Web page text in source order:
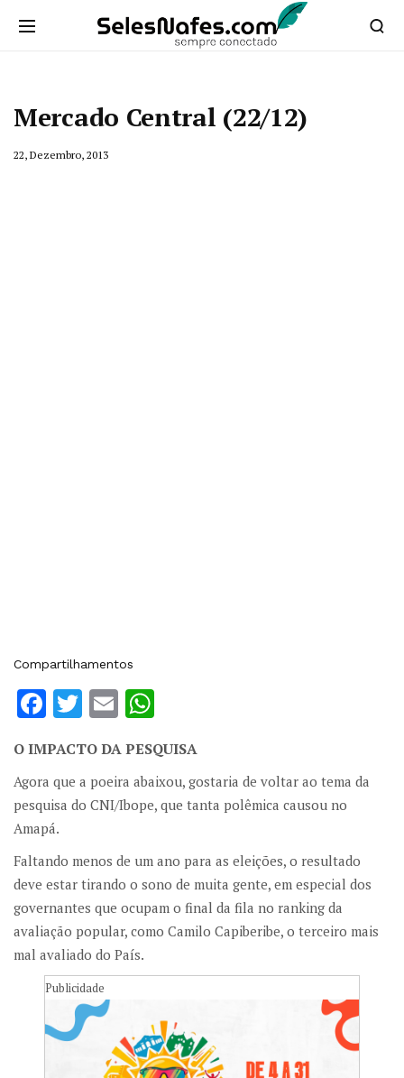
Mercado Central (22/12)
22, Dezembro, 2013
Compartilhamentos
Facebook
Twitter
Email
O IMPACTO DA PESQUISA
Agora que a poeira abaixou, gostaria de voltar ao tema da
pesquisa do CNI/Ibope, que tanta polêmica causou no
Amapá.
Faltando menos de um ano para as eleições, o resultado
deve estar tirando o sono de muita gente, em especial dos
governantes que ocupam o final da fila no ranking da
avaliação popular, como Camilo Capiberibe, o terceiro mais
mal avaliado do País.
Publicidade